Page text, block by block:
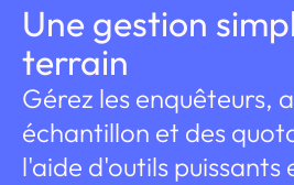
Une gestion
terrain
Gérez les enquêteurs,
échantillon et des
l'aide d'outils puissants